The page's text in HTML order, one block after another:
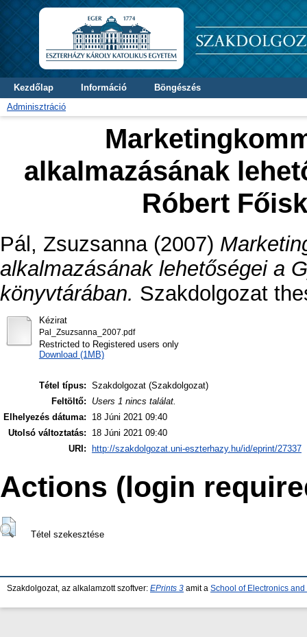
Kezdőlap Információ
Böngészés
Adminisztráció
alkalmazásának
Róbert
Pál, Zsuzsanna(2007)
alkalmazásának lehetőségei a
könyvtárában. Szakdolgozat
Kézirat
Pal_Zsuzsanna_2007.pdf
Restricted to Registered users only
Download (1MB)
Tétel típus: Szakdolgozat (Szakdolgozat)
Feltöltő:
Users 1 nincs találat.
Elhelyezés dátuma:
18 Júni 2021 09:40
Utolsó változtatás:
18 Júni 2021 09:40
URI:
http://szakdolgozat.uni-eszterhazy.hu/id/eprint/27337
Actions (login
Tétel szekesztése
Szakdolgozat, az alkalamzott szoftver: EPrints 3 amit a School of Electronics